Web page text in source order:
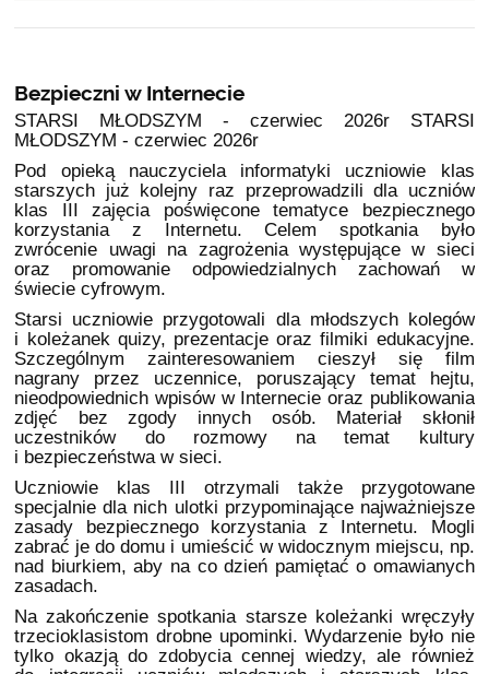
Bezpieczni w Internecie
STARSI MŁODSZYM - czerwiec 2026r STARSI
MŁODSZYM - czerwiec 2026r
Pod opieką nauczyciela informatyki uczniowie klas
starszych już kolejny raz przeprowadzili dla uczniów
klas III zajęcia poświęcone tematyce bezpiecznego
korzystania z Internetu. Celem spotkania było
zwrócenie uwagi na zagrożenia występujące w sieci
oraz promowanie odpowiedzialnych zachowań w
świecie cyfrowym.
Starsi uczniowie przygotowali dla młodszych kolegów
i koleżanek quizy, prezentacje oraz filmiki edukacyjne.
Szczególnym zainteresowaniem cieszył się film
nagrany przez uczennice, poruszający temat hejtu,
nieodpowiednich wpisów w Internecie oraz publikowania
zdjęć bez zgody innych osób. Materiał skłonił
uczestników do rozmowy na temat kultury
i bezpieczeństwa w sieci.
Uczniowie klas III otrzymali także przygotowane
specjalnie dla nich ulotki przypominające najważniejsze
zasady bezpiecznego korzystania z Internetu. Mogli
zabrać je do domu i umieścić w widocznym miejscu, np.
nad biurkiem, aby na co dzień pamiętać o omawianych
zasadach.
Na zakończenie spotkania starsze koleżanki wręczyły
trzecioklasistom drobne upominki. Wydarzenie było nie
tylko okazją do zdobycia cennej wiedzy, ale również